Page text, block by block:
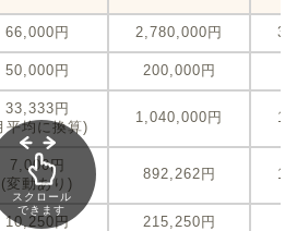
66,000円 2,780,000円
50,000円 200,000円
33,333円
平均に換算)
1,040,000円
7,000円
(変動あり)
892,262円
10,250円 215,250円
スクロール
できます